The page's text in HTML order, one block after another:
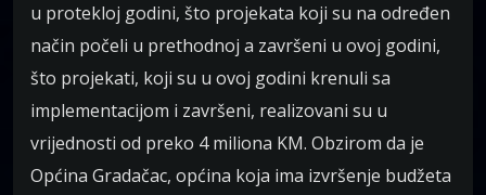
u protekloj godini, što projekata koji su na određen
način počeli u prethodnoj a završeni u ovoj godini,
što projekati, koji su u ovoj godini krenuli sa
implementacijom i završeni, realizovani su u
vrijednosti od preko 4 miliona KM. Obzirom da je
Općina Gradačac, općina koja ima izvršenje budžeta